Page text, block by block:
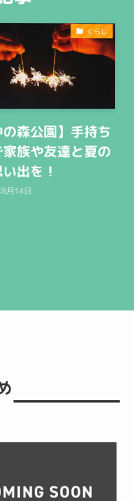
くらし
の森公園】手持ち
族や友達と夏の
出を！
月14日